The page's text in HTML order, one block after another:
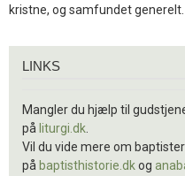
kristne, og samfundet
LINKS
Mangler du hjælp til
på liturgi.dk.
Vil du vide mere om
på baptisthistorie.dkog